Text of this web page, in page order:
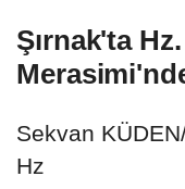
Şırnak'ta
Sekvan
Hz